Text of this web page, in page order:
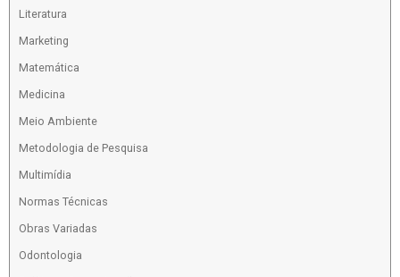
Literatura
Marketing
Matemática
Medicina
Meio Ambiente
Metodologia de Pesquisa
Multimídia
Normas Técnicas
Obras Variadas
Odontologia